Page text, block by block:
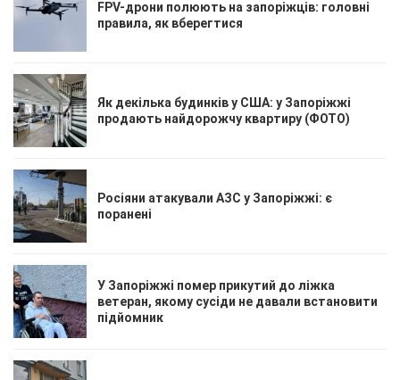
FPV-дрони полюють на запоріжців: головні
правила, як вберегтися
Як декілька будинків у США: у Запоріжжі
продають найдорожчу квартиру (ФОТО)
Росіяни атакували АЗС у Запоріжжі: є
поранені
У Запоріжжі помер прикутий до ліжка
ветеран, якому сусіди не давали встановити
підйомник